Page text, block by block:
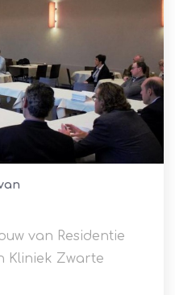
van Residentie
Kliniek Zwarte